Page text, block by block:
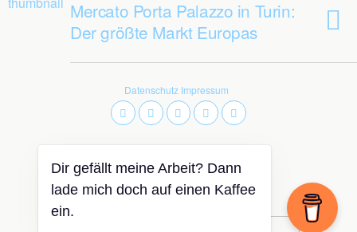
Mercato Porta Palazzo in Turin:
Der größte Markt Europas
Datenschutz Impressum
Zum Seitenanfang
Dir gefällt meine Arbeit? Dann
lade mich doch auf einen Kaffee
ein.